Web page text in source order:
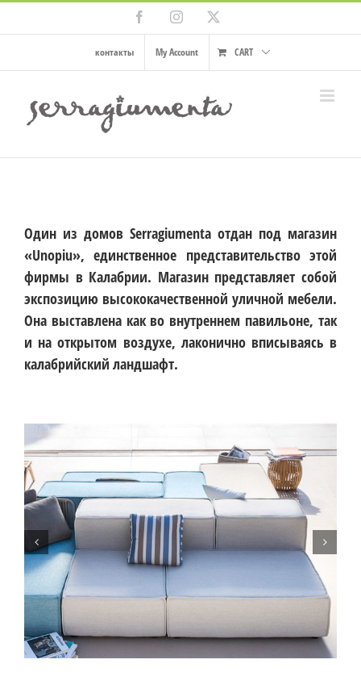
Skip
content
FacebookInstagram
контакты My Account CART
Один из домов Serragiumenta отдан под магазин
«Unopiu», единственное представительство этой
фирмы в Калабрии. Магазин представляет собой
экспозицию высококачественной уличной мебели.
Она выставлена как во внутреннем павильоне, так
и на открытом воздухе, лаконично вписываясь в
калабрийский ландшафт.